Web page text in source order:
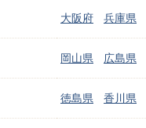
大阪府 兵庫県
岡山県 広島県
徳島県 香川県